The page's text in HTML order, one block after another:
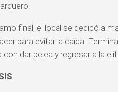
final, el local se dedicó a
para evitar la caída.
con dar pelea y regresar a la